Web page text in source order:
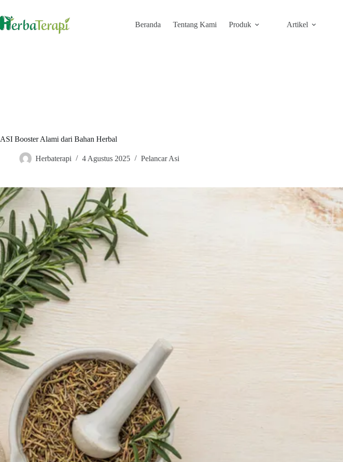
content
Beranda Tentang Kami Produk Artikel
ASI Booster Alami dari Bahan Herbal
Herbaterapi 4 Agustus 2025 Pelancar Asi